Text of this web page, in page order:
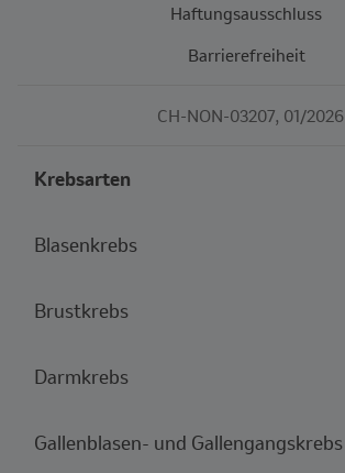
Haftungsausschluss
Barrierefreiheit
CH-NON-03207, 01/2026
Krebsarten
Blasenkrebs
Brustkrebs
Darmkrebs
Gallenblasen- und Gallengangskrebs